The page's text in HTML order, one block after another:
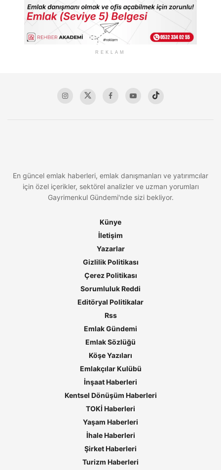
REKLAM
En güncel emlak haberleri, emlak danışmanları ve yatırımcılar
için özel içerikler, sektörel analizler ve uzman yorumları
Gayrimenkul Gündemi'nde sizi bekliyor.
Künye
İletişim
Yazarlar
Gizlilik Politikası
Çerez Politikası
Sorumluluk Reddi
Editöryal Politikalar
Rss
Emlak Gündemi
Emlak Sözlüğü
Köşe Yazıları
Emlakçılar Kulübü
İnşaat Haberleri
Kentsel Dönüşüm Haberleri
TOKİ Haberleri
Yaşam Haberleri
İhale Haberleri
Şirket Haberleri
Turizm Haberleri